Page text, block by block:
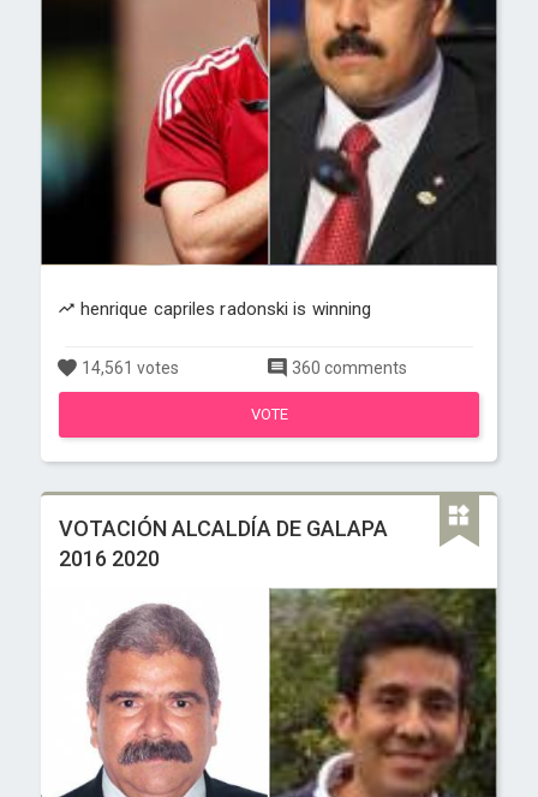
henrique capriles radonski is winning
14,561 votes 360 comments
VOTE
VOTACIÓN ALCALDÍA DE GALAPA
2016 2020